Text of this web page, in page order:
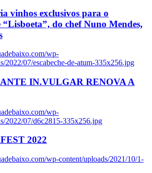
vinhos exclusivos para o
do chef Nuno Mendes,
wp-
2022/07/escabeche-de-atum-335x256.jpg
IN.VULGAR RENOVA A
wp-
2022/07/d6c2815-335x256.jpg
2022
wp-content/uploads/2021/10/1-